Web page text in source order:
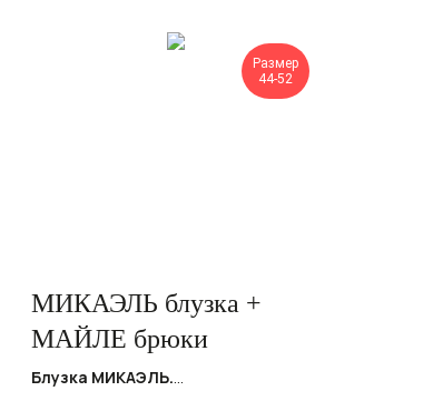
Размер
44-52
МИКАЭЛЬ блузка +
МАЙЛЕ брюки
Блузка МИКАЭЛЬ.